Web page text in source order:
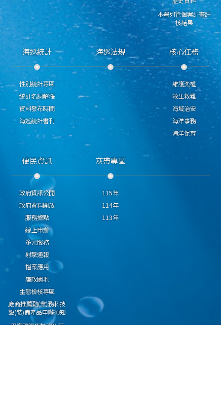
本署列管個案計畫評
核結果
海巡統計
性別統計專區
統計名詞解釋
資料發布時間
海巡統計書刊
海巡法規 核心任務
維護漁權
救生救難
海域治安
海洋事務
海洋保育
便民資訊
政府資訊公開
政府資料開放
服務據點
線上申辦
多元服務
射擊通報
檔案應用
廉政園地
生態檢核專區
廠商推薦勤(業)務科技
設(裝)備產品申辦須知
因應國際情勢強化經
灰帶專區
115年
114年
113年